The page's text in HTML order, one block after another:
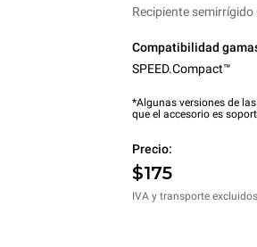
Recipiente
Compatibilidad
SPEED.Compact™
*Algunas versiones de
que el accesorio es
Precio:
$175
IVA y transporte excluidos